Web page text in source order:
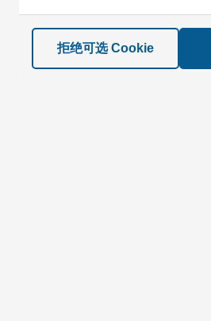
拒绝可选 Cookie